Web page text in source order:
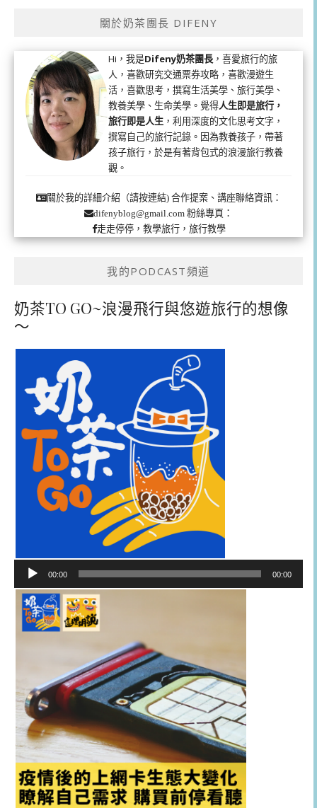
關於奶茶團長 DIFENY
Hi，我是Difeny奶茶團長 ，喜愛旅行的旅
人，喜歡研究交通票券攻略，喜歡漫遊生
活，喜歡思考，撰寫生活美學、旅行美學、
教養美學、生命美學。覺得人生即是旅行，
旅行即是人生 ，利用深度的文化思考文字，
撰寫自己的旅行記錄。因為教養孩子，帶著
孩子旅行，於是有著背包式的浪漫旅行教養
觀。
關於我的詳細介紹（請按連結)合作提案、講座聯絡資訊：
difenyblog@gmail.com 粉絲專頁：
走走停停，教學旅行，旅行教學
我的PODCAST頻道
奶茶TO GO~浪漫飛行與悠遊旅行的想像
～
播
器
00:00 00:00